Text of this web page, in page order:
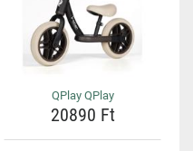
QPlay QPlay
20890 Ft